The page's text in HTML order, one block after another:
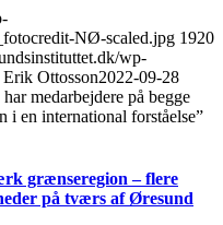
NØ-scaled.jpg 1920
wp-
Erik Ottosson2022-09-28
medarbejdere på begge
i en international forståelse”
grænseregion – flere
på tværs af Øresund